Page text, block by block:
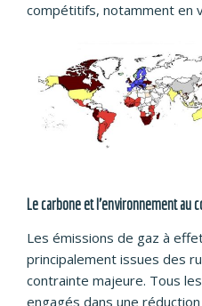
compétitifs, notamment en
Le carbone et l’environnement au
Les émissions de gaz à
principalement issues des
contrainte majeure. Tous
engagés dans une